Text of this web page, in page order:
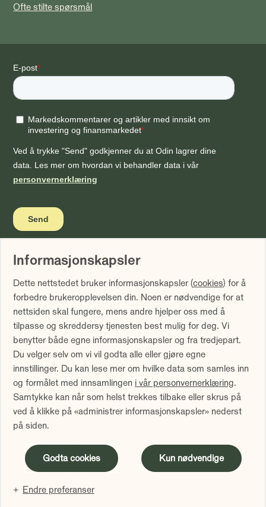
Ofte stilte spørsmål
Vi gjør oppmerksom på at historisk avkastning ikke er noen
garanti for fremtidig avkastning. Fremtidig avkastning vil
blant annet avhenge av markedsutviklingen, forvalters
dyktighet, fondets risiko samt kostnader ved forvaltning.
Avkastningen kan bli negativ som følge av kurstap.
Avkastningen er fratrukket årlig forvaltningshonorar.
Avkastning utover 12 måneder er annualisert. Tallene er
oppgitt i NOK.
Sammenlign våre priser med andre selskaper på
Finansportalen.no
Innholdet på denne siden er markedsføring
Administrer informasjonskapsler
Informasjonskapsler
Dette nettstedet bruker informasjonskapsler (cookies) for å
forbedre brukeropplevelsen din. Noen er nødvendige for at
nettsiden skal fungere, mens andre hjelper oss med å
tilpasse og skreddersy tjenesten best mulig for deg. Vi
benytter både egne informasjonskapsler og fra tredjepart.
Du velger selv om vi vil godta alle eller gjøre egne
innstillinger. Du kan lese mer om hvilke data som samles inn
og formålet med innsamlingen i vår personvernerklæring.
Samtykke kan når som helst trekkes tilbake eller skrus på
ved å klikke på «administrer informasjonskapsler» nederst
på siden.
Godta cookies Kun nødvendige
Endre preferanser